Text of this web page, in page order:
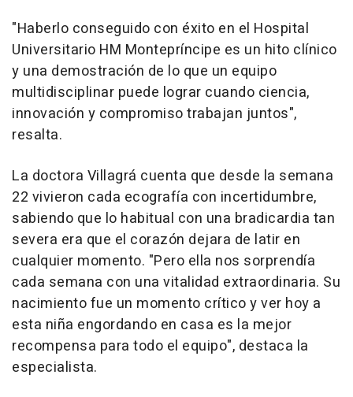
"Haberlo conseguido con éxito en el Hospital
Universitario HM Montepríncipe es un hito clínico
y una demostración de lo que un equipo
multidisciplinar puede lograr cuando ciencia,
innovación y compromiso trabajan juntos",
resalta.
La doctora Villagrá cuenta que desde la semana
22 vivieron cada ecografía con incertidumbre,
sabiendo que lo habitual con una bradicardia tan
severa era que el corazón dejara de latir en
cualquier momento. "Pero ella nos sorprendía
cada semana con una vitalidad extraordinaria. Su
nacimiento fue un momento crítico y ver hoy a
esta niña engordando en casa es la mejor
recompensa para todo el equipo", destaca la
especialista.